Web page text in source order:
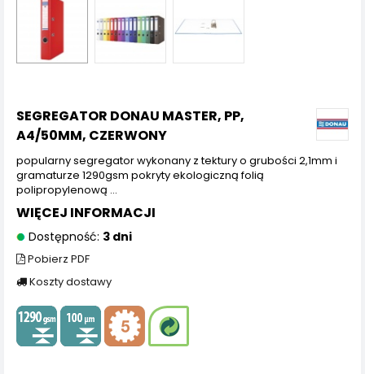
SEGREGATOR DONAU MASTER, PP,
A4/50MM, CZERWONY
popularny segregator wykonany z tektury o grubości 2,1mm i
gramaturze 1290gsm pokryty ekologiczną folią
polipropylenową ...
WIĘCEJ INFORMACJI
Dostępność: 3 dni
Pobierz PDF
Koszty dostawy